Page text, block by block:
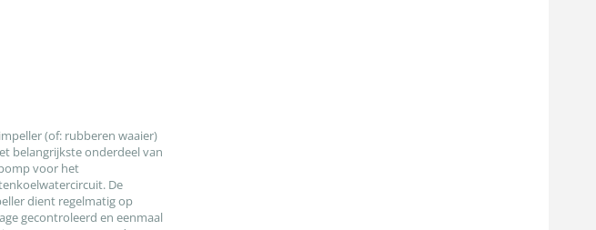
(of: rubberen waaier)
belangrijkste onderdeel van
voor het
De
dient regelmatig op
gecontroleerd en eenmaal